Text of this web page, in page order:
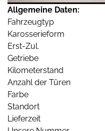
Allgemeine Daten:
Fahrzeugtyp
Karosserieform
Erst-Zul.
Getriebe
Kilometerstand
Anzahl der Türen
Farbe
Standort
Lieferzeit